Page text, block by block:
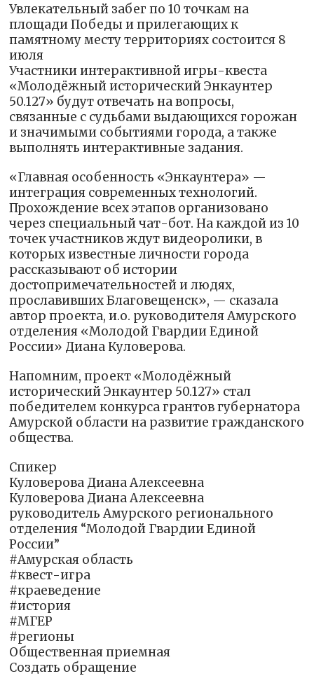
Увлекательный забег по 10 точкам на
площади Победы и прилегающих к
памятному месту территориях состоится 8
июля
Участники интерактивной игры-квеста
«Молодёжный исторический Энкаунтер
50.127» будут отвечать на вопросы,
связанные с судьбами выдающихся горожан
и значимыми событиями города, а также
выполнять интерактивные задания.
«Главная особенность «Энкаунтера» —
интеграция современных технологий.
Прохождение всех этапов организовано
через специальный чат-бот. На каждой из 10
точек участников ждут видеоролики, в
которых известные личности города
рассказывают об истории
достопримечательностей и людях,
прославивших Благовещенск», — сказала
автор проекта, и.о. руководителя Амурского
отделения «Молодой Гвардии Единой
России» Диана Куловерова.
Напомним, проект «Молодёжный
исторический Энкаунтер 50.127» стал
победителем конкурса грантов губернатора
Амурской области на развитие гражданского
общества.
Спикер
Куловерова Диана Алексеевна
Куловерова Диана Алексеевна
руководитель Амурского регионального
отделения “Молодой Гвардии Единой
России”
#Амурская область
#квест-игра
#краеведение
#история
#‎МГЕР‬
#регионы
Общественная приемная
Создать обращение